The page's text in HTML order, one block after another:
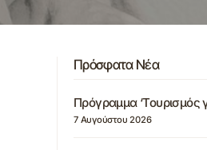
Πρόσφατα Νέα
Πρόγραμμα ‘Τουρισμός
7 Αυγούστου 2026